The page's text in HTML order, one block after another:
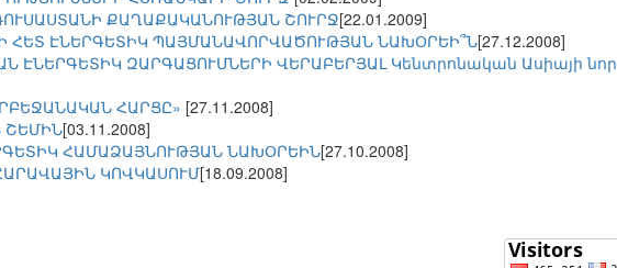
ՔԱՂԱՔԱԿԱՆՈՒԹՅԱՆ ՇՈՒՐՋ[22.01.2009]
ՀԵՏ ԷՆԵՐԳԵՏԻԿ ՊԱՅՄԱՆԱՎՈՐՎԱԾՈՒԹՅԱՆ ՆԱԽՕՐԵԻ՞Ն[27.12.2008]
ԷՆԵՐԳԵՏԻԿ ԶԱՐԳԱՑՈՒՄՆԵՐԻ ՎԵՐԱԲԵՐՅԱԼ Կենտրոնական Ասիայի նոր
ՀԱՐՑԸ» [27.11.2008]
ՇԵՄԻՆ[03.11.2008]
ՀԱՄԱՁԱՅՆՈՒԹՅԱՆ ՆԱԽՕՐԵԻՆ[27.10.2008]
ԿՈՎԿԱՍՈՒՄ[18.09.2008]